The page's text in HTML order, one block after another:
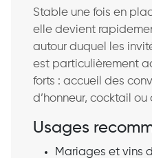
Stable une fois en
elle devient
autour duquel les
est particulièrement
forts : accueil des
d’honneur, cocktail
Usages
Mariages et vins